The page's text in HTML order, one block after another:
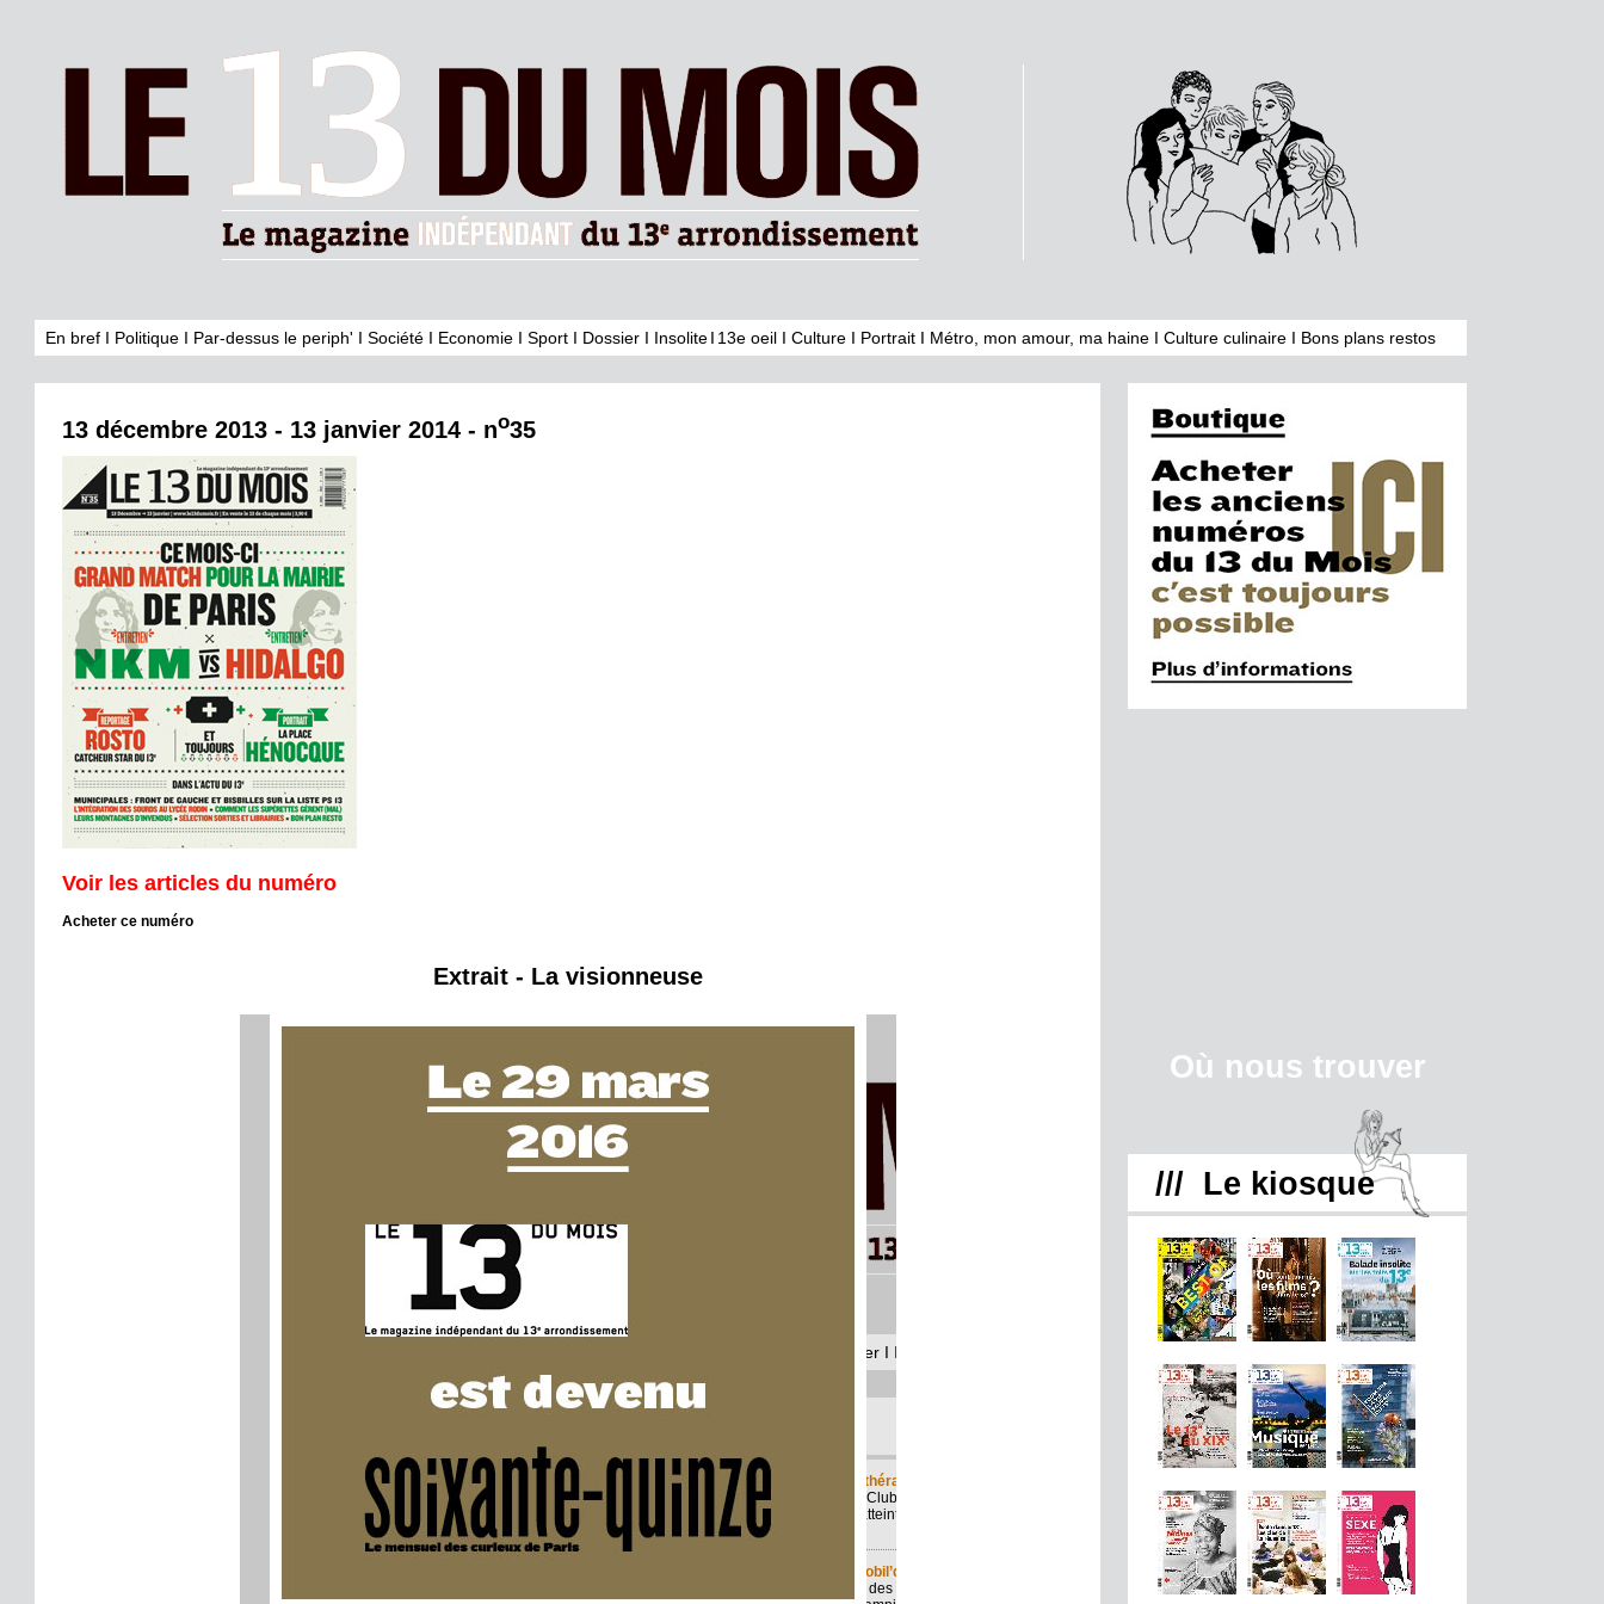
En bref I Politique I Par-dessus le periph' I Société I Economie I Sport I Dossier I InsoliteI 13e oeil I Culture I Portrait I Métro, mon amour, ma haine I Culture culinaire I Bons plans restos
13 décembre 2013 - 13 janvier 2014 - no35
Voir les articles du numéro
Acheter ce numéro
Extrait - La visionneuse
Où nous trouver
/// Le kiosque